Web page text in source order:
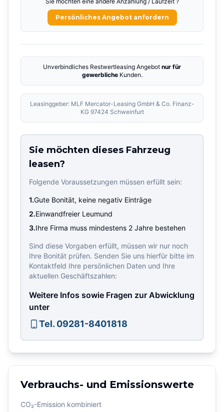
Persönliches Angebot anfordern
Unverbindliches Restwertleasing Angebot nur für
gewerblicheKunden.
Leasinggeber: MLF Mercator-Leasing GmbH & Co. Finanz-
KG 97424 Schweinfurt
Sie möchten dieses Fahrzeug
leasen?
Folgende Voraussetzungen müssen erfüllt sein:
1.Gute Bonität, keine negativ Einträge
2.Einwandfreier Leumund
3.Ihre Firma muss mindestens 2 Jahre bestehen
Sind diese Vorgaben erfüllt, müssen wir nur noch
Ihre Bonität prüfen. Senden Sie uns hierfür bitte im
Kontaktfeld Ihre persönlichen Daten und Ihre
aktuellen Geschäftszahlen:
Weitere Infos sowie Fragen zur Abwicklung
unter
Tel. 09281-8401818
Verbrauchs- und Emissionswerte
CO₂-Emission kombiniert